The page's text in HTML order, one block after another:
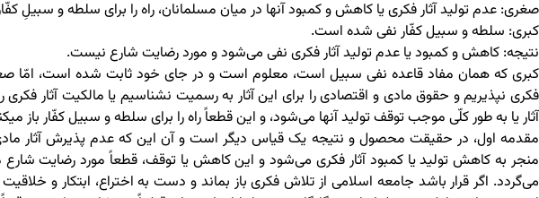
صغری: عدم تولید آثار فکری یا کاهش و کمبود آنها در میان مسلمانان، راه را برای سلطه و سبیلِ
کبری: سلطه و سبیل کفّار نفی شده است.
نتیجه: کاهش و کمبود یا عدم تولید آثار فکری نفی می‌شود و مورد رضایت شارع نیست.
کبری که همان مفاد قاعده نفی سبیل است، معلوم است و در جای خود ثابت شده است، امّا
فکری نپذیریم و حقوق مادی و اقتصادی را برای این آثار به رسمیت نشناسیم یا مالکیت آثار
آثار یا به طور کلّی موجب توقف تولید آنها می‌شود، و این قطعاً راه را برای سلطه و سبیل کفّار باز می‎کند.
مقدمه اول، در حقیقت محصول و نتیجه یک قیاس دیگر است و آن این که عدم پذیرش آثار مادی
منجر به کاهش تولید یا کمبود آثار فکری می‌شود و این کاهش یا توقف، قطعاً مورد رضایت
می‌گردد. اگر قرار باشد جامعه اسلامی از تلاش فکری باز بماند و دست به اختراع، ابتکار و